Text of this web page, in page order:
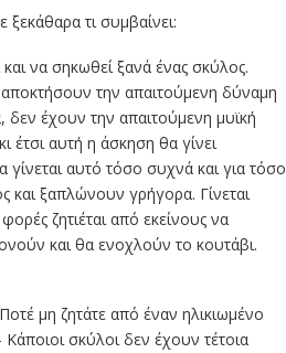
τι συμβαίνει:
να σηκωθεί ξανά ένας σκύλος.
την απαιτούμενη δύναμη
δεν έχουν την απαιτούμενη μυϊκή
έτσι αυτή η άσκηση θα γίνει
αυτό τόσο συχνά και για τόσο
και ξαπλώνουν γρήγορα. Γίνεται
ζητιέται από εκείνους να
και θα ενοχλούν το κουτάβι.
μη ζητάτε από έναν ηλικιωμένο
σκύλοι δεν έχουν τέτοια